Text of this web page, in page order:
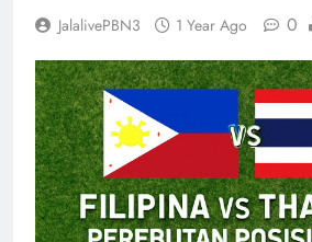
JalalivePBN3 1 Year Ago 0